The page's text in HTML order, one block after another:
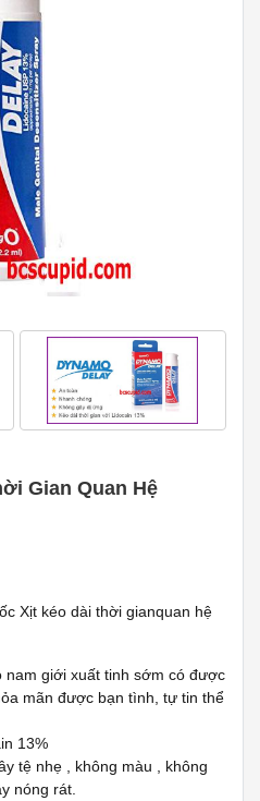
Gian Quan Hệ
Xịt kéo dài thời gianquan hệ
nam giới xuất tinh sớm có được
mãn được bạn tình, tự tin thể
13%
tệ nhẹ , không màu , không
nóng rát.